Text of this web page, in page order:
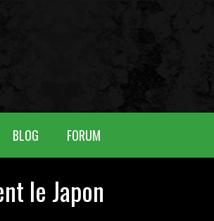
BLOG FORUM
le Japon